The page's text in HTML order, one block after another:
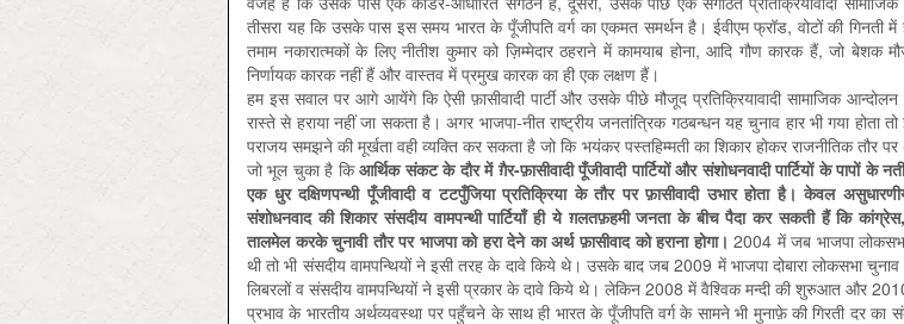
तीसरा यह कि उसके पास इस समय भारत के पूँजीपति वर्ग का एकमत समर्थन है। ईवीएम फ्रॉड, वोटों की गिनती में
तमाम नकारात्मकों के लिए नीतीश कुमार को ज़िम्मेदार ठहराने में कामयाब होना, आदि गौण कारक हैं, जो बेशक
निर्णायक कारक नहीं हैं और वास्तव में प्रमुख कारक का ही एक लक्षण हैं।
हम इस सवाल पर आगे आयेंगे कि ऐसी फ़ासीवादी पार्टी और उसके पीछे मौजूद प्रतिक्रियावादी सामाजिक
रास्ते से हराया नहीं जा सकता है। अगर भाजपा-नीत राष्ट्रीय जनतांत्रिक गठबन्धन यह चुनाव हार भी गया होता
पराजय समझने की मूर्खता वही व्यक्ति कर सकता है जो कि भयंकर पस्तहिम्मती का शिकार होकर राजनीतिक तौर पर
जो भूल चुका है किआर्थिक संकट के दौर में ग़ैर-फ़ासीवादी पूँजीवादी पार्टियों और संशोधनवादी पार्टियों के पापों के
एक धुर दक्षिणपन्थी पूँजीवादी व टटपुँजिया प्रतिक्रिया के तौर पर फ़ासीवादी उभार होता है। केवल
संशोधनवाद की शिकार संसदीय वामपन्थी पार्टियाँ ही ये ग़लतफ़हमी जनता के बीच पैदा कर सकती हैं कि
तालमेल करके चुनावी तौर पर भाजपा को हरा देने का अर्थ फ़ासीवाद को हराना होगा। 2004 में जब भाजपा
थी तो भी संसदीय वामपन्थियों ने इसी तरह के दावे किये थे। उसके बाद जब 2009 में भाजपा दोबारा लोकसभा चुनाव
लिबरलों व संसदीय वामपन्थियों ने इसी प्रकार के दावे किये थे। लेकिन 2008 में वैश्विक मन्दी की शुरुआत और
प्रभाव के भारतीय अर्थव्यवस्था पर पहुँचने के साथ ही भारत के पूँजीपति वर्ग के सामने भी मुनाफ़े की गिरती दर का